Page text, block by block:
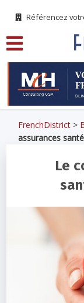
Référencez
FrenchDistrict >
assurances
Le